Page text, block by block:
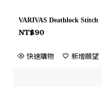
VARIVAS Deathlock Stitch
NT$90
快速購物 新增願望